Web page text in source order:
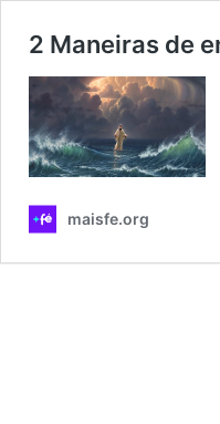
2 Maneiras de
maisfe.org